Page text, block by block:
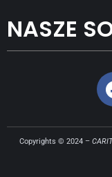
NASZE
Copyrights © 2024 –